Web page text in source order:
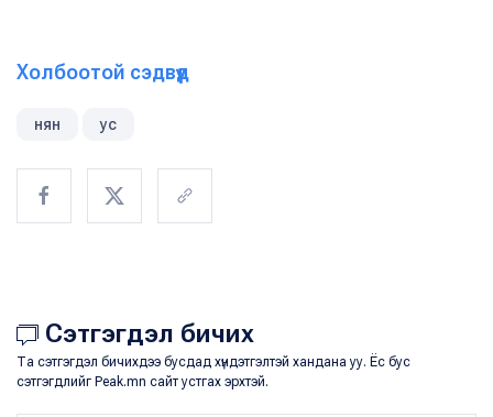
Холбоотой сэдвүүд
нян ус
Сэтгэгдэл бичих
Та сэтгэгдэл бичихдээ бусдад хүндэтгэлтэй хандана уу. Ёс бус
сэтгэгдлийг Peak.mn сайт устгах эрхтэй.